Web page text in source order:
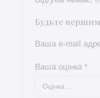
Будьте
Ваша e-mail
Ваша оцінка *